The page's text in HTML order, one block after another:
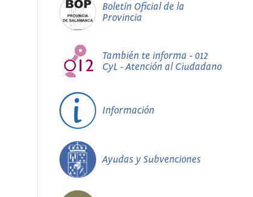
Boletín Oficial de la
Provincia
También te informa - 012
CyL - Atención al Ciudadano
Información
Ayudas y Subvenciones